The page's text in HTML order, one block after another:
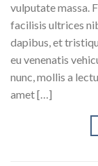
vulputate massa.
facilisis ultrices
dapibus, et
eu venenatis
nunc, mollis a
amet […]